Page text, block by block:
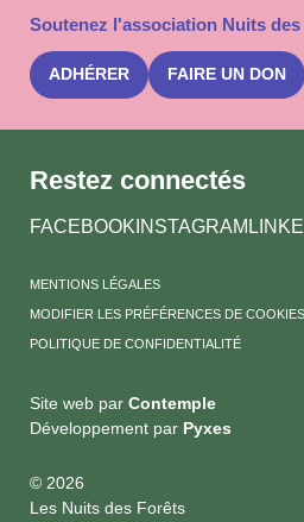
Soutenez l'association Nuits
ADHÉRER FAIRE UN DON
Restez connectés
FACEBOOK INSTAGRAM
MENTIONS LÉGALES
MODIFIER LES PRÉFÉRENCES DE COOKIES
POLITIQUE DE CONFIDENTIALITÉ
Site web par Contemple
Développement par Pyxes
© 2026
Les Nuits des Forêts